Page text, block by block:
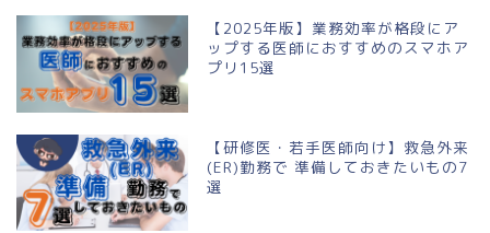
【2025年版】業務効率が格段にア
ップする医師におすすめのスマホア
プリ15選
【研修医・若手医師向け】救急外来
(ER)勤務で 準備しておきたいもの7
選